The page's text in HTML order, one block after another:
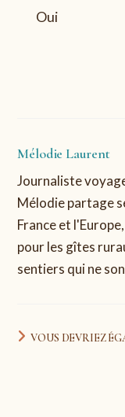
Oui
Mélodie Laurent
Journaliste
Mélodie partage
France et
pour les gîtes
sentiers qui ne
VOUS DEVRIEZ